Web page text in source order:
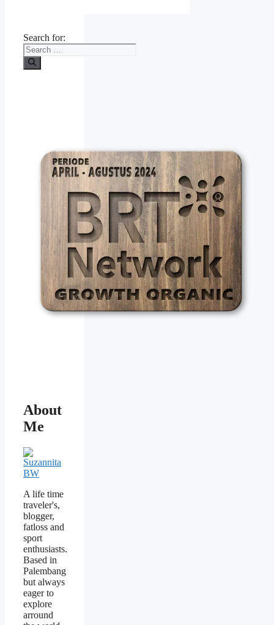
Search for:
About
Me
A life time
traveler's,
blogger,
fatloss and
sport
enthusiasts.
Based in
Palembang
but always
eager to
explore
arround